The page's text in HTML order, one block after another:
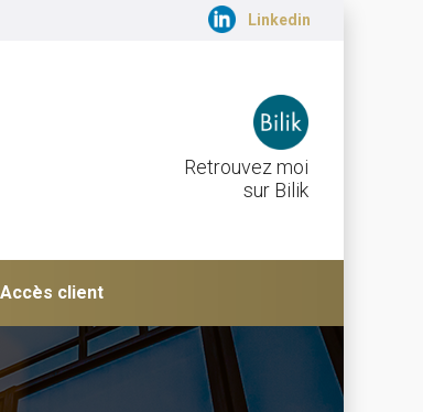
Linkedin
Retrouvez moi
sur Bilik
Accès client